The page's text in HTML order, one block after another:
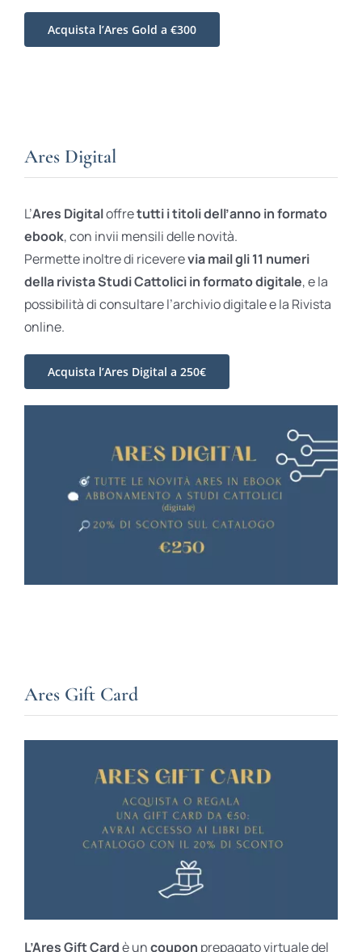
Acquista l’Ares Gold a €300
Ares Digital
L’Ares Digitaloffretutti i titoli dell’anno in formato
ebook, con invii mensili delle novità.
Permette inoltre di riceverevia mail gli 11 numeri
della rivista Studi Cattolici in formato digitale, e la
possibilità di consultare l’archivio digitale e la Rivista
online.
Acquista l’Ares Digital a 250€
Ares Gift Card
L’Ares Gift Cardè uncoupon prepagato virtuale del